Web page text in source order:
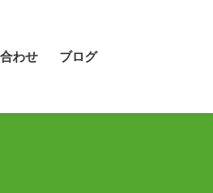
わせ ブログ